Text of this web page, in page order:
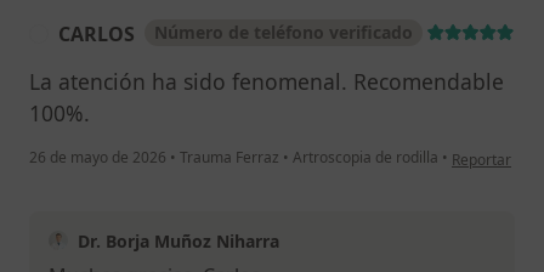
CARLOS Número de teléfono verificado
La atención ha sido fenomenal. Recomendable
100%.
26 de mayo de 2026 • Trauma Ferraz • Artroscopia de rodilla • en opinión
Reportar
Dr. Borja Muñoz Niharra